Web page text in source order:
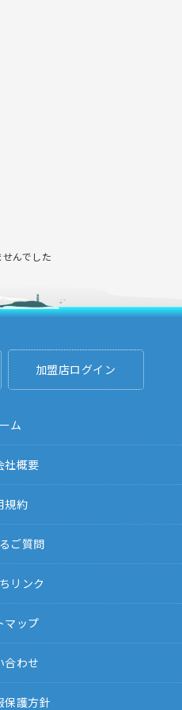
んでした
加盟店ログイン
ム
社概要
規約
ご質問
リンク
マップ
合わせ
保護方針